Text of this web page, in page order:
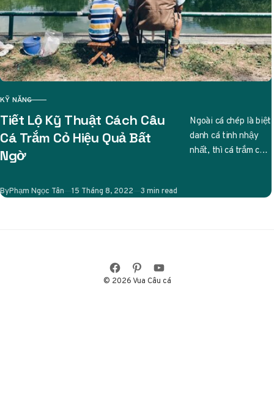
CATEGORY
KỸ NĂNG
Tiết Lộ Kỹ Thuật Cách Câu
Cá Trắm Cỏ Hiệu Quả Bất
Ngờ
Ngoài cá chép là biệt
danh cá tinh nhậy
nhất, thì cá trắm cỏ
ByPhạm Ngọc Tân Published
15 Tháng 8, 2022 3 min read
© 2026 Vua Câu cá